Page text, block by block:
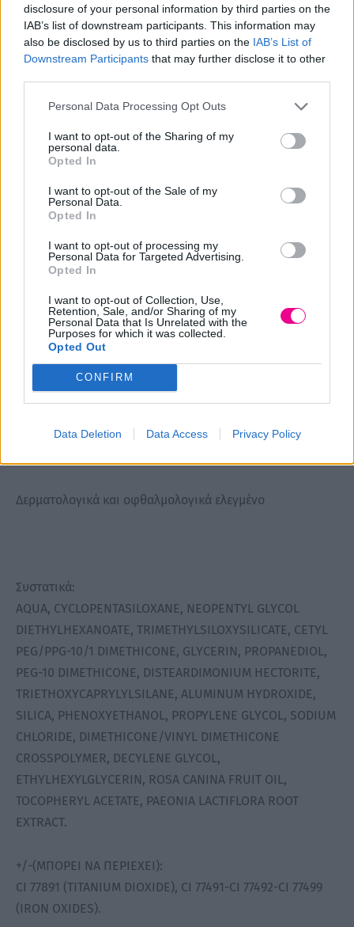
disclosure of your personal information by third parties on the
IAB’s list of downstream participants. This information may
also be disclosed by us to third parties on the IAB’s List of
Downstream Participants that may further disclose it to other
Personal Data Processing Opt Outs
I want to opt-out of the Sharing of my
personal data.
Opted In
I want to opt-out of the Sale of my
Personal Data.
Opted In
I want to opt-out of processing my
Personal Data for Targeted Advertising.
Opted In
I want to opt-out of Collection, Use,
Retention, Sale, and/or Sharing of my
Personal Data that Is Unrelated with the
Purposes for which it was collected.
Opted Out
CONFIRM
Data Deletion Data Access Privacy Policy
συσφίγγοντας ορατά την δομή του και παράλληλα
μειώνουν τις λεπτές γραμμές και τις ρυτίδες.
Η συσκευασία είναι σχεδιασμένη ώστε να εξυπηρετεί και
περιλαμβάνει έχει στρογγυλή άκρη και είναι ιδανικό για
πιο μικρές διορθώσεις, αλλά παράλληλα έχει και μεγάλη
επιφάνεια απλικατέρ ώστε να εφαρμόσετε make up σε
μοναδικές αποχρώσεις για να βρείτε την κατάλληλη για
εσάς και την επιδερμίδα σας.
PRO TIPS: Η επιδερμίδα είναι αψεγάδιαστη και οι ατέλειες
και απαλή με μια μεγάλη διάρκεια και anti age δράση.
ΤΡΟΠΟΣ ΧΡΗΣΗΣ: Εφαρμόστε με την άκρη του πινέλου το
προϊόν στα σημεία τα οποία θέλετε να καλύψετε. Απλώστε
ομοιόμορφα με απαλές κινήσεις. Έπειτα εφαρμόστε με το
απλώστε το με ένα πινέλο make up ή με ένα σφουγγαράκι
Δερματολογικά και οφθαλμολογικά ελεγμένο
Συστατικά:
AQUA, CYCLOPENTASILOXANE, NEOPENTYL GLYCOL
DIETHYLHEXANOATE, TRIMETHYLSILOXYSILICATE, CETYL
PEG/PPG-10/1 DIMETHICONE, GLYCERIN, PROPANEDIOL,
PEG-10 DIMETHICONE, DISTEARDIMONIUM HECTORITE,
TRIETHOXYCAPRYLYLSILANE, ALUMINUM HYDROXIDE,
SILICA, PHENOXYETHANOL, PROPYLENE GLYCOL, SODIUM
CHLORIDE, DIMETHICONE/VINYL DIMETHICONE
CROSSPOLYMER, DECYLENE GLYCOL,
ETHYLHEXYLGLYCERIN, ROSA CANINA FRUIT OIL,
TOCOPHERYL ACETATE, PAEONIA LACTIFLORA ROOT
EXTRACT.
+/-(ΜΠΟΡΕΙ ΝΑ ΠΕΡΙΕΧΕΙ):
CI 77891 (TITANIUM DIOXIDE), CI 77491-CI 77492-CI 77499
(IRON OXIDES).